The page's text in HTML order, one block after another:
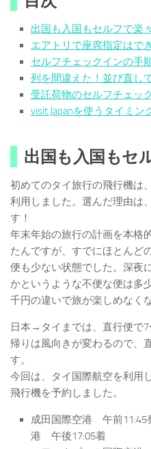
出国も入国もセルフで楽
エアトリで座席指定はで
セルフチェックインの手
列を間違えた！並び直し
受託荷物のセルフチェッ
visit Japanを使うタイミン
出国も入国もセ
初めてのタイ旅行の飛行機は
利用しました。選んだ理由は
す！
年末年始の旅行の計画を本格
たんですが、すでにほとんど
便も少ない状態でした。深夜
かというような不便な便は多
千円の違いで旅が楽しめなく
日本→タイまでは、直行便で7
帰りは風向きが変わるので、
す。
今回は、タイ国際航空を利用
飛行機を予約しました。
成田国際空港 午前
港 午後17:05着